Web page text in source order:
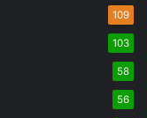
109
103
58
56